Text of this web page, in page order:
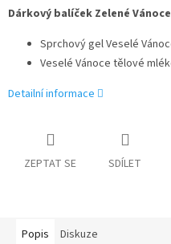
Dárkový balíček Zelené
Sprchový gel Veselé
Veselé Vánoce tělové
Detailní informace
ZEPTAT SE SDÍLET
Popis Diskuze